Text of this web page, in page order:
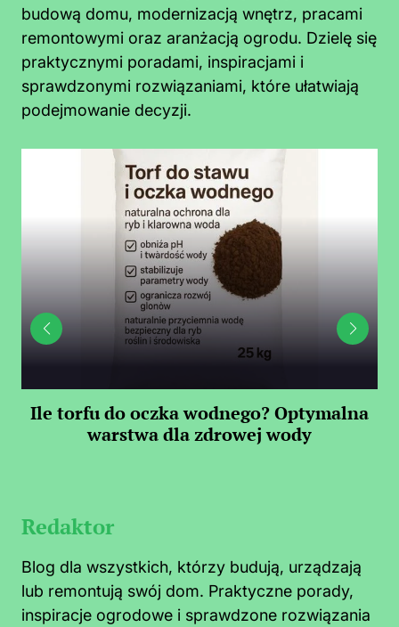
budową domu, modernizacją wnętrz, pracami
remontowymi oraz aranżacją ogrodu. Dzielę się
praktycznymi poradami, inspiracjami i
sprawdzonymi rozwiązaniami, które ułatwiają
podejmowanie decyzji.
Ile torfu do oczka wodnego? Optymalna
warstwa dla zdrowej wody
Redaktor
Blog dla wszystkich, którzy budują, urządzają
lub remontują swój dom. Praktyczne porady,
inspiracje ogrodowe i sprawdzone rozwiązania